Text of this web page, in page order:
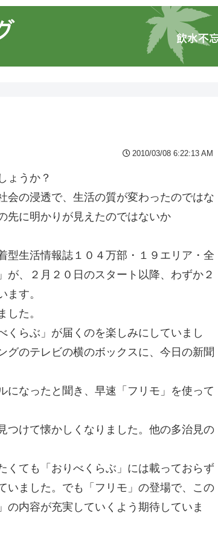
2010/03/08 6:22:13 AM
ょうか？
会の浸透で、生活の質が変わったのではな
先に明かりが見えたのではないか
型生活情報誌１０４万部・１９エリア・全
が、２月２０日のスタート以降、わずか２
す。
た。
くらぶ」が届くのを楽しみにしていまし
グのテレビの横のボックスに、今日の新聞
になったと聞き、早速「フリモ」を使って
つけて懐かしくなりました。他の多治見の
くても「おりべくらぶ」には載っておらず
いました。でも「フリモ」の登場で、この
内容が充実していくよう期待していま